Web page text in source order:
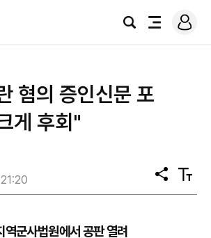
검
전
로
그
혐의 증인신문 포
게 후회"
공
유
텍
스
역군사법원에서 공판 열려